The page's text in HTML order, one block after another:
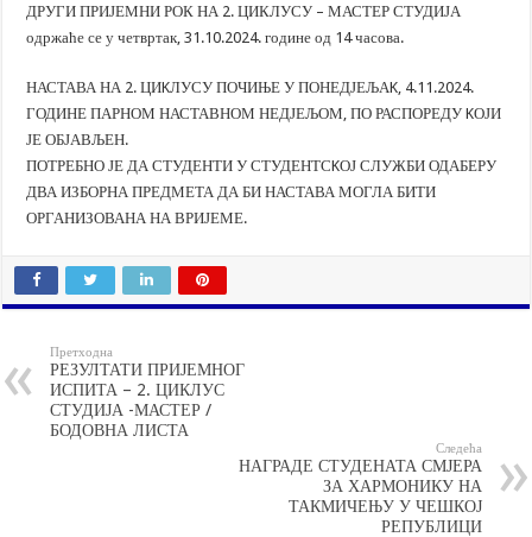
ДРУГИ ПРИЈЕМНИ РОК НА 2. ЦИКЛУСУ – МАСТЕР СТУДИЈА
одржаће се у четвртак, 31.10.2024. године од 14 часова.
НАСТАВА НА 2. ЦИKЛУСУ ПОЧИЊЕ У ПОНЕДЈЕЉАK, 4.11.2024.
ГОДИНЕ ПАРНОМ НАСТАВНОМ НЕДЈЕЉОМ, ПО РАСПОРЕДУ KОЈИ
ЈЕ ОБЈАВЉЕН.
ПОТРЕБНО ЈЕ ДА СТУДЕНТИ У СТУДЕНТСKОЈ СЛУЖБИ ОДАБЕРУ
ДВА ИЗБОРНА ПРЕДМЕТА ДА БИ НАСТАВА МОГЛА БИТИ
ОРГАНИЗОВАНА НА ВРИЈЕМЕ.
Претходна
РЕЗУЛТАТИ ПРИЈЕМНОГ
ИСПИТА – 2. ЦИКЛУС
СТУДИЈА -МАСТЕР /
БОДОВНА ЛИСТА
Следећа
НАГРАДЕ СТУДЕНАТА СМЈЕРА
ЗА ХАРМОНИКУ НА
ТАКМИЧЕЊУ У ЧЕШКОЈ
РЕПУБЛИЦИ